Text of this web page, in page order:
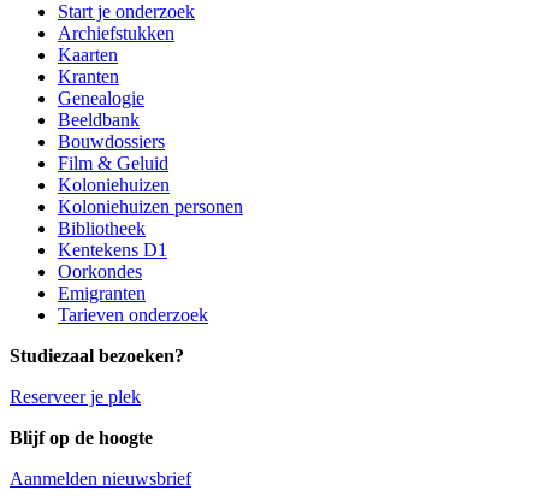
Start je onderzoek
Archiefstukken
Kaarten
Kranten
Genealogie
Beeldbank
Bouwdossiers
Film & Geluid
Koloniehuizen
Koloniehuizen personen
Bibliotheek
Kentekens D1
Oorkondes
Emigranten
Tarieven onderzoek
Studiezaal bezoeken?
Reserveer je plek
Blijf op de hoogte
Aanmelden nieuwsbrief